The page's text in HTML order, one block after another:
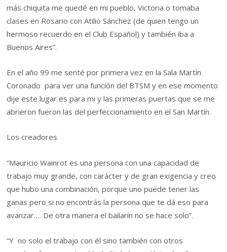
más chiquita me quedé en mi pueblo, Victoria o tomaba
clases en Rosario con Atilio Sánchez (de quien tengo un
hermoso recuerdo en el Club Español) y también iba a
Buenos Aires”.
En el año 99 me senté por primera vez en la Sala Martín
Coronado para ver una función del BTSM y en ese momento
dije este lugar es para mi y las primeras puertas que se me
abrieron fueron las del perfeccionamiento en el San Martín.
Los creadores
“Mauricio Wainrot es una persona con una capacidad de
trabajo muy grande, con carácter y de gran exigencia y creo
que hubo una combinación, porque uno puede tener las
ganas pero si no encontrás la persona que te dá eso para
avanzar…. De otra manera el bailarín no se hace solo”.
“Y no solo el trabajo con él sino también con otros